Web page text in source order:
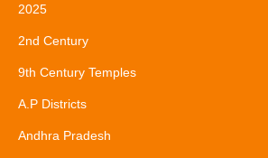
2025
2nd Century
9th Century Temples
A.P Districts
Andhra Pradesh